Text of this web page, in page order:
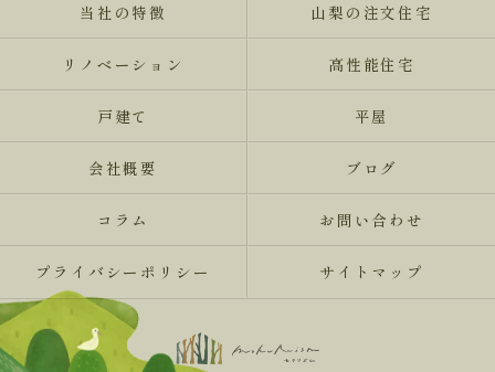
当社の特徴 山梨の注文住宅
リノベーション 高性能住宅
戸建て 平屋
会社概要 ブログ
コラム お問い合わせ
プライバシーポリシー サイトマップ